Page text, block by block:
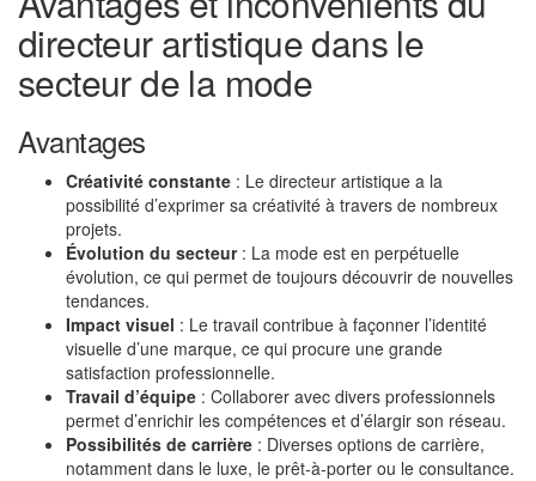
directeur artistique dans le
secteur de la mode
Avantages
Créativité constante : Le directeur artistique a la
possibilité d’exprimer sa créativité à travers de nombreux
projets.
Évolution du secteur: La mode est en perpétuelle
évolution, ce qui permet de toujours découvrir de nouvelles
tendances.
Impact visuel : Le travail contribue à façonner l’identité
visuelle d’une marque, ce qui procure une grande
satisfaction professionnelle.
Travail d’équipe : Collaborer avec divers professionnels
permet d’enrichir les compétences et d’élargir son réseau.
Possibilités de carrière : Diverses options de carrière,
notamment dans le luxe, le prêt-à-porter ou le consultance.